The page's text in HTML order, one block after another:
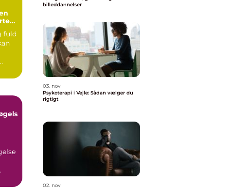
fuld
billeddannelser
03. nov
Psykoterapi i Vejle: Sådan vælger du
rigtigt
02. nov